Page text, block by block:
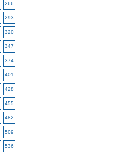
266
293
320
347
374
401
428
455
482
509
536